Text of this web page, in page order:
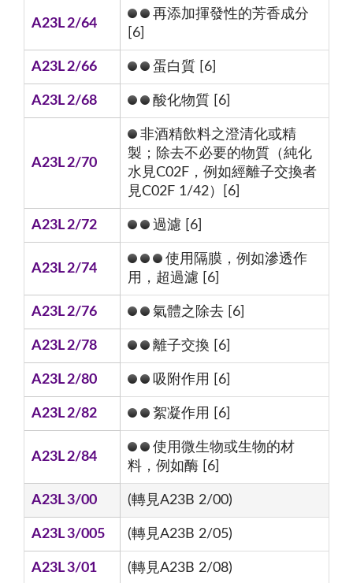
A23L 2/64
再添加揮發性的芳香成分
[6]
A23L 2/66 蛋白質 [6]
A23L 2/68 酸化物質 [6]
A23L 2/70
非酒精飲料之澄清化或精
製；除去不必要的物質（純化
水見C02F，例如經離子交換者
見C02F 1/42）[6]
A23L 2/72 過濾 [6]
A23L 2/74
使用隔膜，例如滲透作
用，超過濾 [6]
A23L 2/76 氣體之除去 [6]
A23L 2/78 離子交換 [6]
A23L 2/80 吸附作用 [6]
A23L 2/82 絮凝作用 [6]
A23L 2/84
使用微生物或生物的材
料，例如酶 [6]
A23L 3/00 (轉見A23B 2/00)
A23L 3/005 (轉見A23B 2/05)
A23L 3/01 (轉見A23B 2/08)